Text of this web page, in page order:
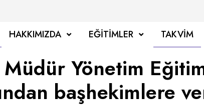
HAKKIMIZDA EĞITIMLER TAKVIM
Yönetim
başhekimlere